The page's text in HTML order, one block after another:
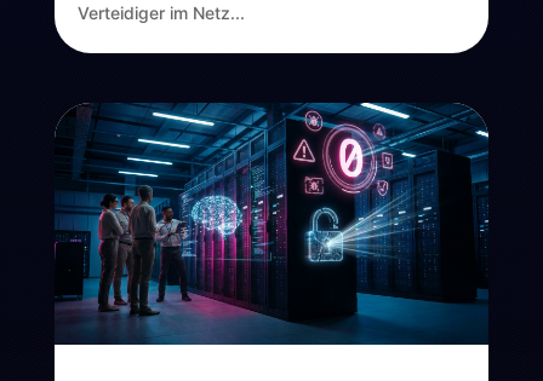
Verteidiger im Netz...